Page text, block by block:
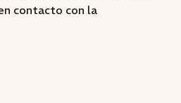
contacto con la